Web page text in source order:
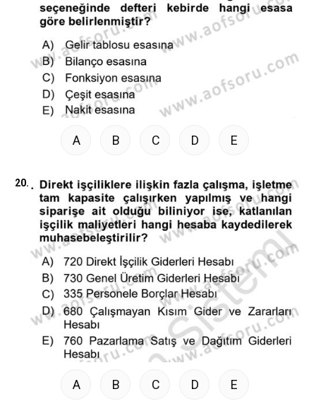
A B C D E
20.
A B C D E